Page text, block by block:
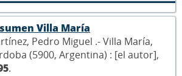
Villa María
Pedro Miguel .- Villa María,
(5900, Argentina) : [el autor],
.